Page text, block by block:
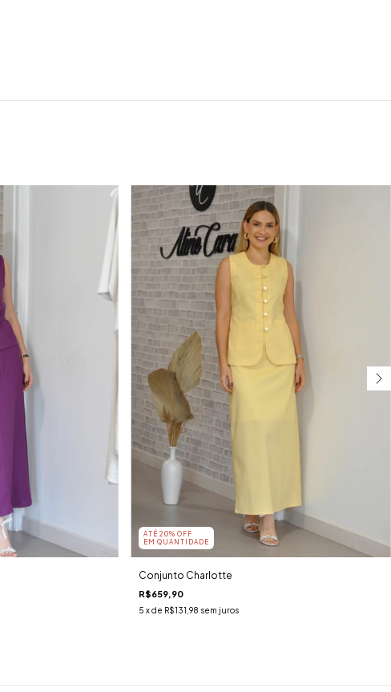
ATÉ 20% OFF
EM QUANTIDADE
Conjunto Charlotte
R$659,90
5 x de R$131,98 sem juros